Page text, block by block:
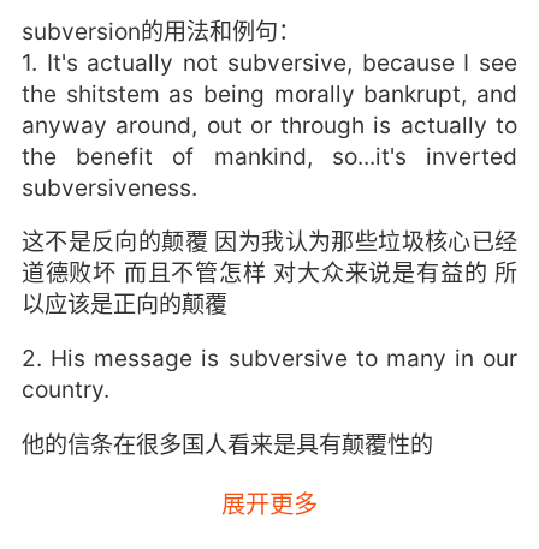
subversion的用法和例句：
1. It's actually not subversive, because I see
the shitstem as being morally bankrupt, and
anyway around, out or through is actually to
the benefit of mankind, so...it's inverted
subversiveness.
这不是反向的颠覆 因为我认为那些垃圾核心已经
道德败坏 而且不管怎样 对大众来说是有益的 所
以应该是正向的颠覆
2. His message is subversive to many in our
country.
他的信条在很多国人看来是具有颠覆性的
3. Misplaced loyalty or not, he's being
展开更多